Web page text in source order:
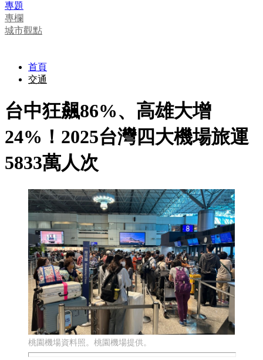
專題
專欄
城市觀點
首頁
交通
台中狂飆86%、高雄大增
24%！2025台灣四大機場旅運
5833萬人次
桃園機場資料照。桃園機場提供。